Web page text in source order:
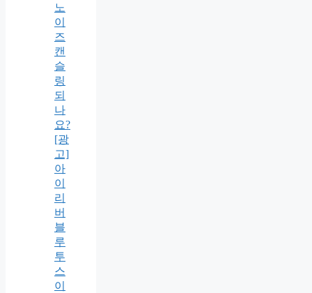
노
이
즈
캔
슬
링
되
나
요?
[광
고]
아
이
리
버
블
루
투
스
이